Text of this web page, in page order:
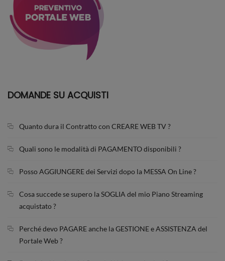
DOMANDE SU ACQUISTI
Quanto dura il Contratto con CREARE WEB TV ?
Quali sono le modalità di PAGAMENTO disponibili ?
Posso AGGIUNGERE dei Servizi dopo la MESSA On Line ?
Cosa succede se supero la SOGLIA del mio Piano Streaming
acquistato ?
Perché devo PAGARE anche la GESTIONE e ASSISTENZA del
Portale Web ?